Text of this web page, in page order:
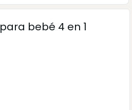
bebé 4 en 1